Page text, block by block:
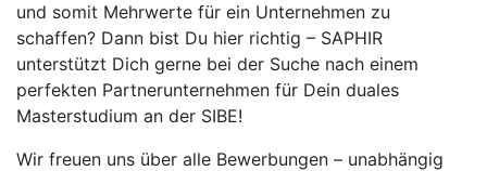
und somit Mehrwerte für ein Unternehmen zu
schaffen? Dann bist Du hier richtig – SAPHIR
unterstützt Dich gerne bei der Suche nach einem
perfekten Partnerunternehmen für Dein duales
Masterstudium an der SIBE!
Wir freuen uns über alle Bewerbungen – unabhängig